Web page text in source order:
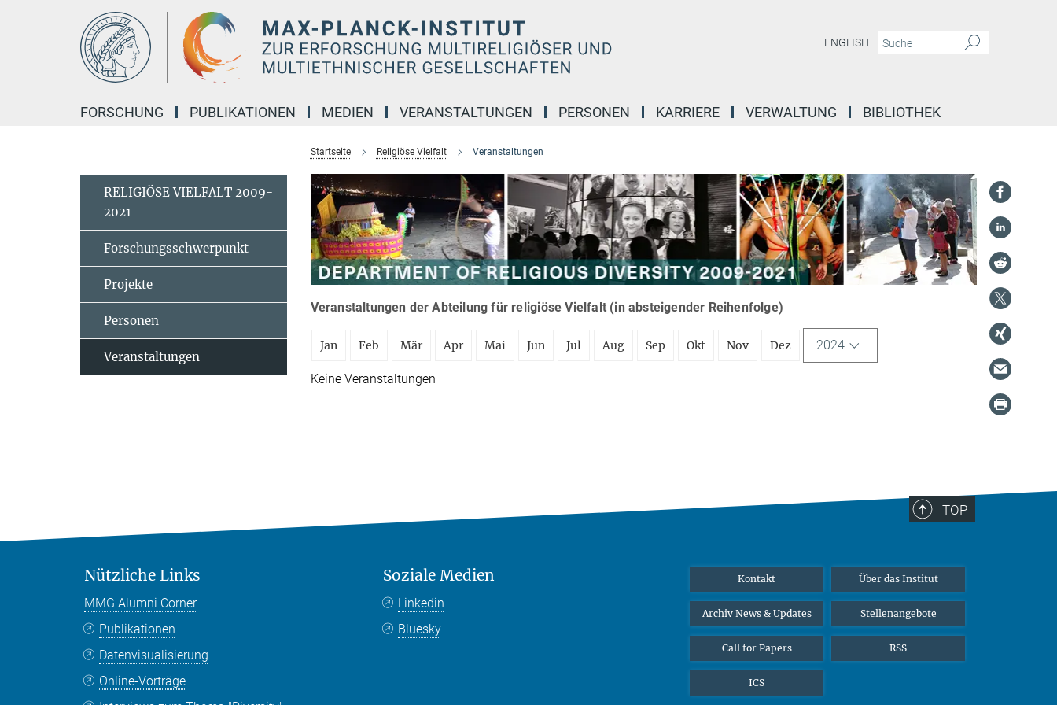
ENGLISH
FORSCHUNG PUBLIKATIONEN MEDIEN VERANSTALTUNGEN PERSONEN KARRIERE VERWALTUNG BIBLIOTHEK
Startseite Religiöse Vielfalt Veranstaltungen
Veranstaltungen der Abteilung für religiöse Vielfalt (in absteigender Reihenfolge)
Jan Feb Mär Apr Mai Jun Jul Aug Sep Okt Nov Dez 2024
Keine Veranstaltungen
RELIGIÖSE VIELFALT 2009-
2021
Forschungsschwerpunkt
Projekte
Personen
Veranstaltungen
TOP
Nützliche Links
MMG Alumni Corner
Publikationen
Datenvisualisierung
Online-Vorträge
Soziale Medien
Linkedin
Bluesky
Kontakt Über das Institut
Archiv News & Updates Stellenangebote
Call for Papers RSS
ICS